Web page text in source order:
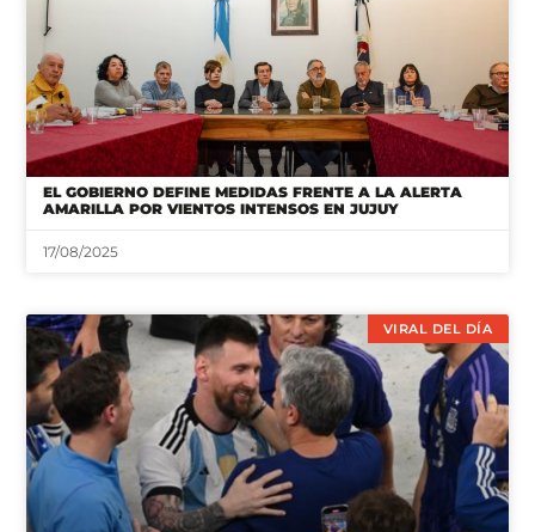
EL GOBIERNO DEFINE MEDIDAS FRENTE A LA ALERTA
AMARILLA POR VIENTOS INTENSOS EN JUJUY
17/08/2025
VIRAL DEL DÍA